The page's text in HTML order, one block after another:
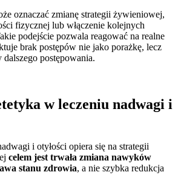
oznaczać zmianę strategii żywieniowej,
fizycznej lub włączenie kolejnych
podejście pozwala reagować na realne
brak postępów nie jako porażkę, lecz
postępowania.
w leczeniu nadwagi i
i otyłości opiera się na strategii
celem jest trwała zmiana nawyków
stanu zdrowia, a nie szybka redukcja